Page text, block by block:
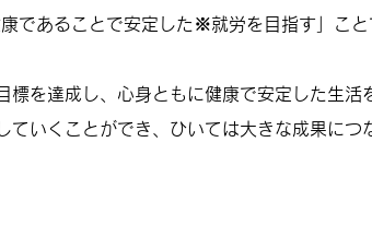
であることで安定した※就労を目指す」こ
を達成し、心身ともに健康で安定した生活
いくことができ、ひいては大きな成果につ